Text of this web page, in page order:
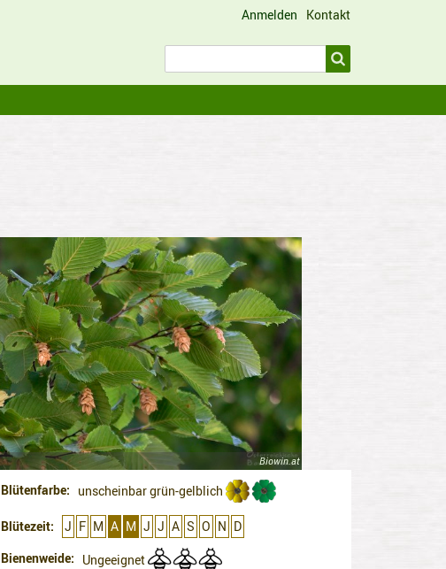
Benutzermenü
Anmelden Kontakt
Biowin.at
Blütenfarbe unscheinbar grün-gelblich
Blütezeit J F M A M J J A S O N D
Bienenweide
Ungeeignet